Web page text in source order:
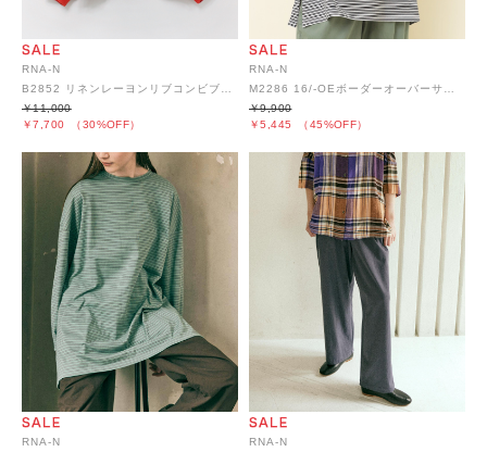
RNA-N
￥7,700 （30%OFF）
￥11,000
RNA-N
￥5,445 （45%OFF）
￥9,900
RNA-N RNA-N